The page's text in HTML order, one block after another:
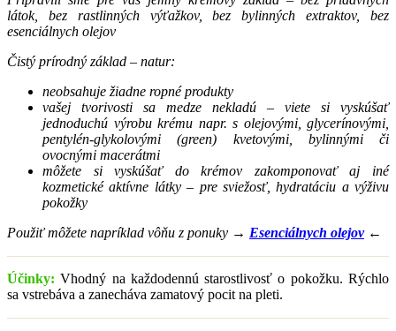
látok, bez rastlinných výťažkov, bez bylinných extraktov, bez
esenciálnych olejov
Čistý prírodný základ – natur:
neobsahuje žiadne ropné produkty
vašej tvorivosti sa medze nekladú – viete si vyskúšať
jednoduchú výrobu krému napr. s olejovými, glycerínovými,
pentylén-glykolovými (green) kvetovými, bylinnými či
ovocnými macerátmi
môžete si vyskúšať do krémov zakomponovať aj iné
kozmetické aktívne látky – pre sviežosť, hydratáciu a výživu
pokožky
Použiť môžete napríklad vôňu z ponuky → Esenciálnych olejov←
Účinky:Vhodný na každodennú starostlivosť o pokožku. Rýchlo
sa vstrebáva a zanecháva zamatový pocit na pleti.